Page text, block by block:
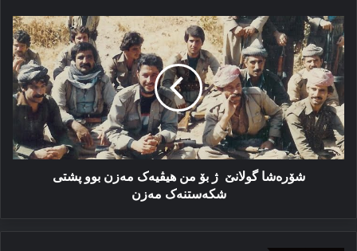
دا
مە
شۆرەشا
گولانێ
ژ
بۆ
من
هیڤیەک
مەزن
بوو
پشتی
شکەستنەک
شۆرەشا گولانێ ژ بۆ من هیڤیەک مەزن بوو پشتی
شکەستنەک مەزن